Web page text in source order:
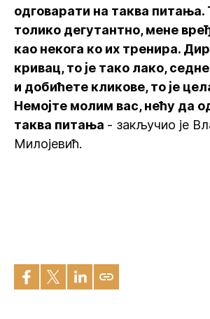
одговарати на таква питања.
толико дегутантно, мене
као некога ко их тренира.
кривац, то је тако лако,
и добићете кликове, то је
Немојте молим вас, нећу да
таква питања - закључио је
Милојевић.